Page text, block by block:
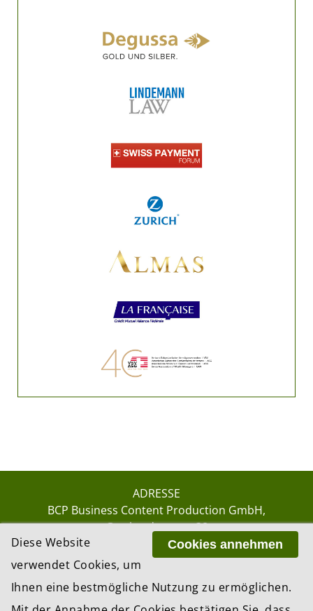
ADRESSE
BCP Business Content Production GmbH
Gotthardstrasse 38
8002 ZürichCookies annehmen
Diese Website
verwendet Cookies, um
Ihnen eine bestmögliche Nutzung zu ermöglichen.